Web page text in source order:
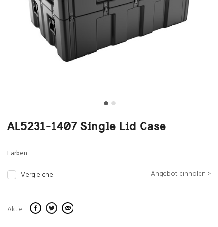
AL5231-1407 Single Lid Case
Farben
Vergleiche
Angebot einholen >
Aktie